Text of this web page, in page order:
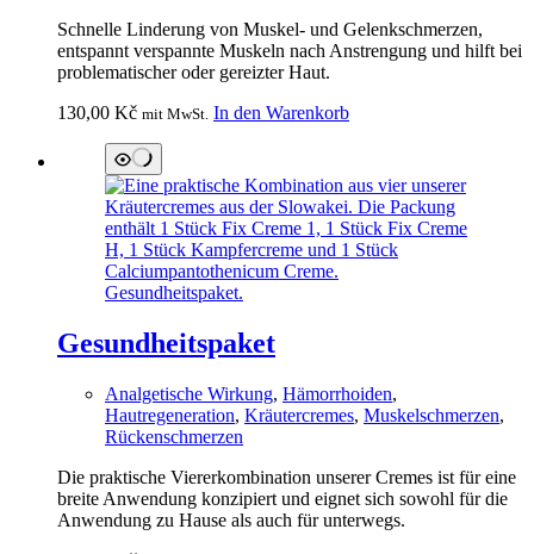
Schnelle Linderung von Muskel- und Gelenkschmerzen,
entspannt verspannte Muskeln nach Anstrengung und hilft bei
problematischer oder gereizter Haut.
130,00 Kč mit MwSt. In den Warenkorb
Gesundheitspaket
Analgetische Wirkung, Hämorrhoiden,
Hautregeneration, Kräutercremes, Muskelschmerzen,
Rückenschmerzen
Die praktische Viererkombination unserer Cremes ist für eine
breite Anwendung konzipiert und eignet sich sowohl für die
Anwendung zu Hause als auch für unterwegs.